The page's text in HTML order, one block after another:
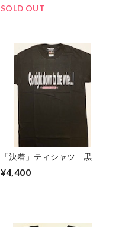
SOLD OUT
「決着」ティシャツ 黒
¥4,400